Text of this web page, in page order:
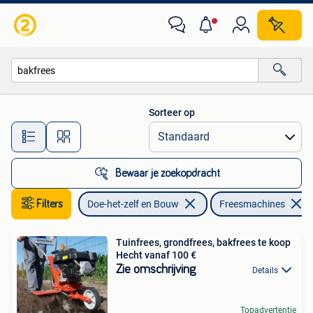
Alle afstanden…
Sorteer op
Bewaar je zoekopdracht
Filters Doe-het-zelf en Bouw Freesmachines
Tuinfrees, grondfrees, bakfrees te koop
Hecht vanaf 100 €
Zie omschrijving Details
Topadvertentie